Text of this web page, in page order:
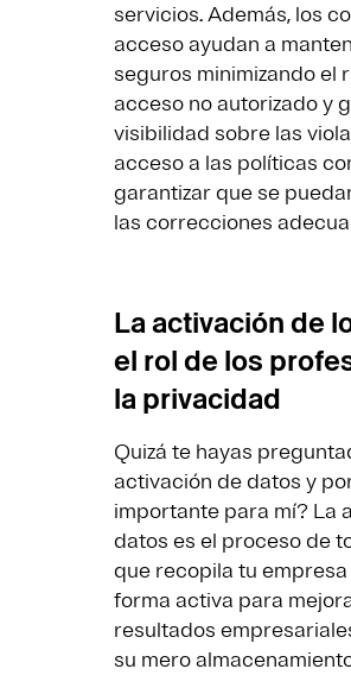
servicios. Además, los
acceso ayudan a
seguros minimizando el
acceso no autorizado y
visibilidad sobre las
acceso a las políticas
garantizar que se
las correcciones
La activación de
el rol de los
la privacidad
Quizá te hayas
activación de datos y
importante para mí? La
datos es el proceso de
que recopila tu
forma activa para
resultados
su mero